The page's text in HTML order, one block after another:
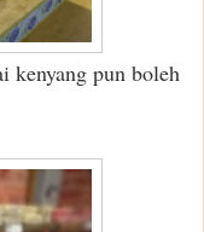
kenyang pun boleh